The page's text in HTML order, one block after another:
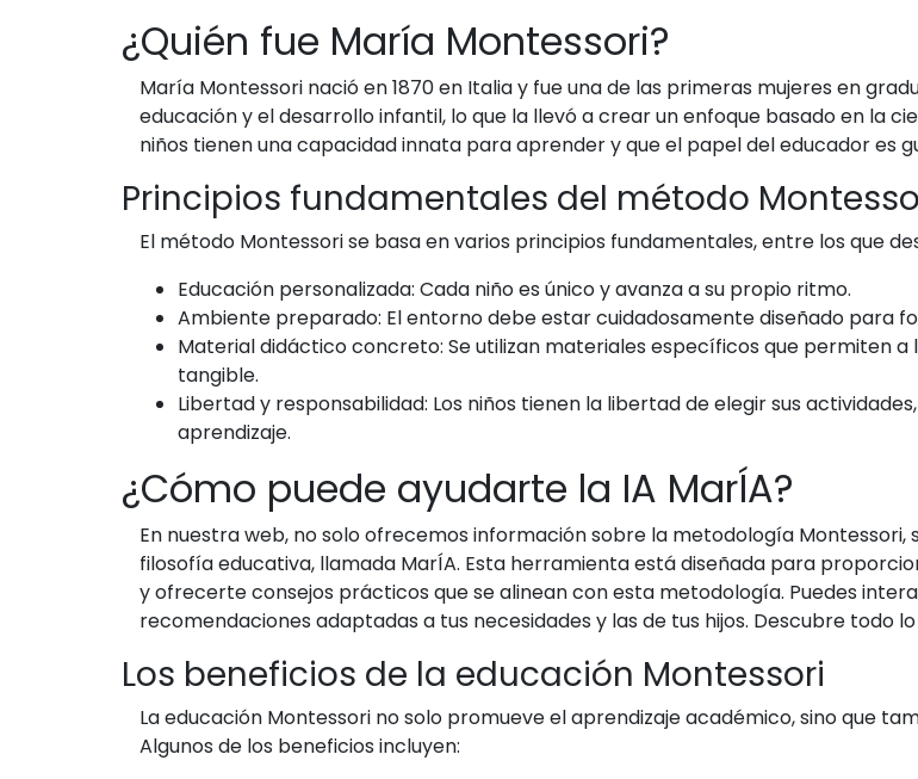
¿Quién fue María Montessori?
María Montessori nació en 1870 en Italia y fue una de las primeras mujeres en
educación y el desarrollo infantil, lo que la llevó a crear un enfoque basado en la
niños tienen una capacidad innata para aprender y que el papel del educador es
Principios fundamentales del método
El método Montessori se basa en varios principios fundamentales, entre los que
Educación personalizada: Cada niño es único y avanza a su propio ritmo.
Ambiente preparado: El entorno debe estar cuidadosamente diseñado para
Material didáctico concreto: Se utilizan materiales específicos que permiten
tangible.
Libertad y responsabilidad: Los niños tienen la libertad de elegir sus
aprendizaje.
¿Cómo puede ayudarte la IA MarÍA?
En nuestra web, no solo ofrecemos información sobre la metodología
filosofía educativa, llamada MarÍA. Esta herramienta está diseñada para
y ofrecerte consejos prácticos que se alinean con esta metodología. Puedes
recomendaciones adaptadas a tus necesidades y las de tus hijos. Descubre todo
Los beneficios de la educación Montessori
La educación Montessori no solo promueve el aprendizaje académico, sino que
Algunos de los beneficios incluyen: